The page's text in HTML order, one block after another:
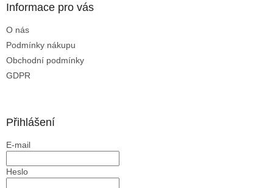
Informace pro vás
O nás
Podmínky nákupu
Obchodní podmínky
GDPR
Přihlášení
E-mail
Heslo